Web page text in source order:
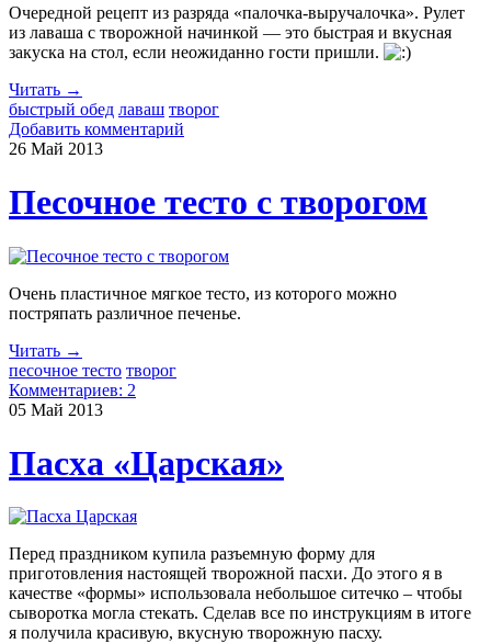
Очередной рецепт из разряда «палочка-выручалочка». Рулет
из лаваша с творожной начинкой — это быстрая и вкусная
закуска на стол, если неожиданно гости пришли.
Читать →
быстрый обед лаваш творог
Добавить комментарий
26 Май 2013
Песочное тесто с творогом
Очень пластичное мягкое тесто, из которого можно
постряпать различное печенье.
Читать →
песочное тесто творог
Комментариев: 2
05 Май 2013
Пасха «Царская»
Перед праздником купила разъемную форму для
приготовления настоящей творожной пасхи. До этого я в
качестве «формы» использовала небольшое ситечко – чтобы
сыворотка могла стекать. Сделав все по инструкциям в итоге
я получила красивую, вкусную творожную пасху.